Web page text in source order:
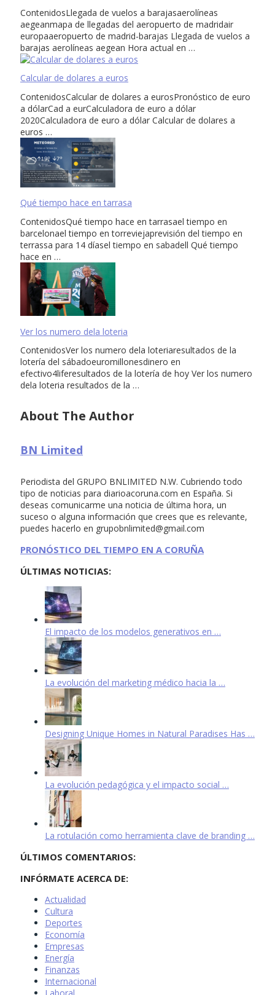
ContenidosLlegada de vuelos a barajasaerolíneas
aegeanmapa de llegadas del aeropuerto de madridair
europaaeropuerto de madrid-barajas Llegada de vuelos a
barajas aerolíneas aegean Hora actual en …
Calcular de dolares a euros
ContenidosCalcular de dolares a eurosPronóstico de euro
a dólarCad a eurCalculadora de euro a dólar
2020Calculadora de euro a dólar Calcular de dolares a
euros …
Qué tiempo hace en tarrasa
ContenidosQué tiempo hace en tarrasael tiempo en
barcelonael tiempo en torreviejaprevisión del tiempo en
terrassa para 14 díasel tiempo en sabadell Qué tiempo
hace en …
Ver los numero dela loteria
ContenidosVer los numero dela loteriaresultados de la
lotería del sábadoeuromillonesdinero en
efectivo4liferesultados de la lotería de hoy Ver los numero
dela loteria resultados de la …
About The Author
BN Limited
Periodista del GRUPO BNLIMITED N.W. Cubriendo todo
tipo de noticias para diarioacoruna.com en España. Si
deseas comunicarme una noticia de última hora, un
suceso o alguna información que crees que es relevante,
puedes hacerlo en grupobnlimited@gmail.com
PRONÓSTICO DEL TIEMPO EN A CORUÑA
ÚLTIMAS NOTICIAS:
El impacto de los modelos generativos en …
La evolución del marketing médico hacia la …
Designing Unique Homes in Natural Paradises Has …
La evolución pedagógica y el impacto social …
La rotulación como herramienta clave de branding …
ÚLTIMOS COMENTARIOS:
INFÓRMATE ACERCA DE:
Actualidad
Cultura
Deportes
Economía
Empresas
Energía
Finanzas
Internacional